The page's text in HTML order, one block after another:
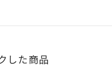
した商品